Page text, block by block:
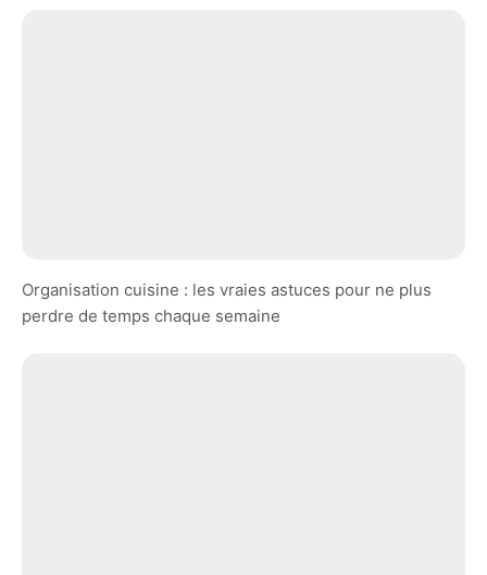
Organisation cuisine : les vraies astuces pour ne plus
perdre de temps chaque semaine